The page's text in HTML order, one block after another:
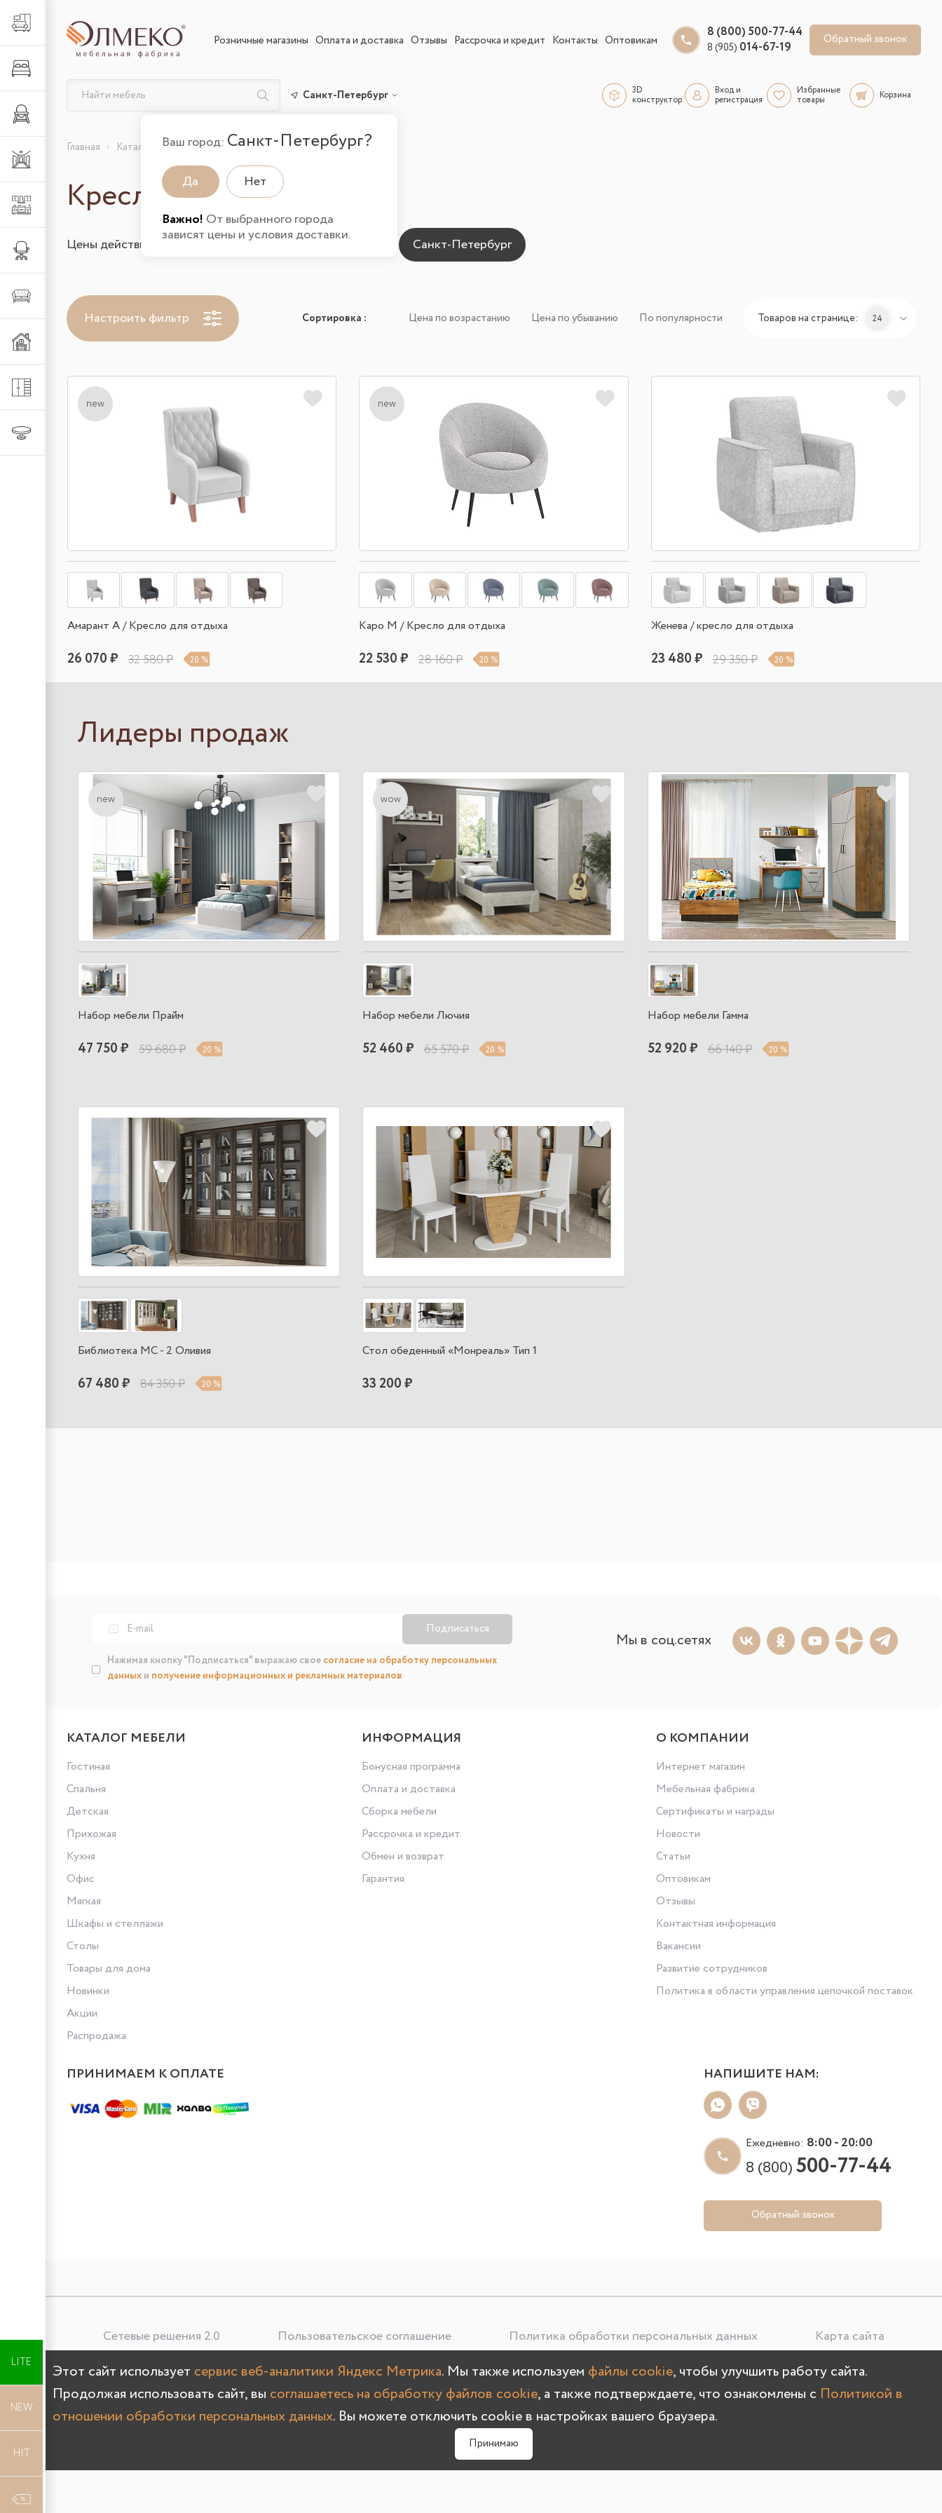
Гостиная
Кухня
Офис
Мягкая
Мебель из металла
Шкафы и стеллажи
LITE Лучшая цена
NEW
HIT
Розничные магазины Оплата и доставка Отзывы Рассрочка и кредит Контакты Оптовикам
8 (800) 500-77-44
8 (905) 014-67-19 Обратный звонок
Санкт-Петербург
Ваш город: Санкт-Петербург?
Да Нет
Важно! От выбранного города
зависят цены и условия доставки.
3D
конструктор
Вход и
регистрация
Избранные
товары
Корзина
Главная Каталог товаров Гостиная Кресла в Санкт-Петербурге
Кресла в гостиную
Цены действительны на 07.08.2026 и указаны для города
Настроить фильтр Сортировка : Цена по возрастанию Цена по убыванию По популярности Товаров на странице: 24
new
Амарант А / Кресло для отдыха
26 070 ₽ 32 580 ₽ 20 %
new
Каро М / Кресло для отдыха
22 530 ₽ 28 160 ₽ 20 %
Женева / кресло для отдыха
23 480 ₽ 29 350 ₽ 20 %
Лидеры продаж
new
Набор мебели Прайм
47 750 ₽ 59 680 ₽ 20 %
wow
Набор мебели Лючия
52 460 ₽ 65 570 ₽ 20 %
Набор мебели Гамма
52 920 ₽ 66 140 ₽ 20 %
Библиотека МС - 2 Оливия
67 480 ₽ 84 350 ₽ 20 %
Стол обеденный «Монреаль» Тип 1
33 200 ₽
Подписаться
Нажимая кнопку "Подписаться" выражаю свое согласие на обработку персональных
данных и получение информационных и рекламных материалов
Мы в соц.сетях
КАТАЛОГ МЕБЕЛИ
Гостиная
Спальня
Детская
Прихожая
Кухня
Офис
Мягкая
Шкафы и стеллажи
Столы
Товары для дома
Новинки
Акции
Распродажа
ИНФОРМАЦИЯ
Бонусная программа
Оплата и доставка
Сборка мебели
Рассрочка и кредит
Обмен и возврат
Гарантия
О КОМПАНИИ
Интернет магазин
Мебельная фабрика
Сертификаты и награды
Новости
Статьи
Оптовикам
Отзывы
Контактная информация
Вакансии
Развитие сотрудников
Политика в области управления цепочкой поставок
ПРИНИМАЕМ К ОПЛАТЕ НАПИШИТЕ НАМ:
Ежедневно: 8:00 - 20:00
8 (800)500-77-44
Обратный звонок
Сетевые решения 2.0 Пользовательское соглашение Политика обработки персональных данных Карта сайта
ООО «УЮТНО И ТОЧКА», ОГРН: 1245200020636
603107, Нижегородская область, г. Нижний Новгород, пр-кт Гагарина, д. 178/1
Олмеко © 2004 - 2026
Этот сайт использует сервис веб-аналитики Яндекс Метрика. Мы также используем файлы cookie, чтобы улучшить работу сайта.
Продолжая использовать сайт, вы соглашаетесь на обработку файлов cookie, а также подтверждаете, что ознакомлены с Политикой в
отношении обработки персональных данных. Вы можете отключить cookie в настройках вашего браузера.
Принимаю